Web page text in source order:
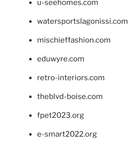
u-seehomes.com
watersportslagonissi.com
mischieffashion.com
eduwyre.com
retro-interiors.com
theblvd-boise.com
fpet2023.org
e-smart2022.org